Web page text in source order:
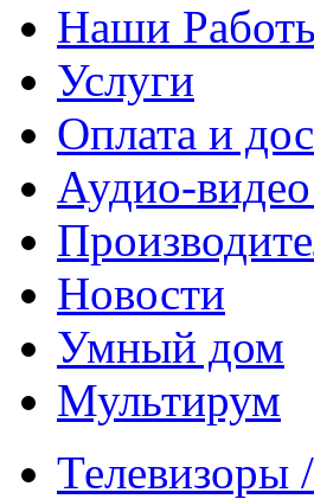
Наши
Услуги
Оплата и
Аудио-
Новости
Умный дом
Мультирум
Телевизоры